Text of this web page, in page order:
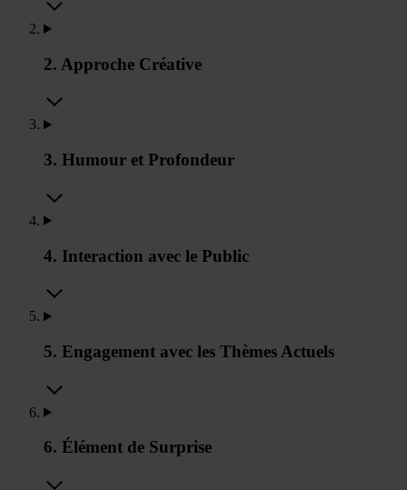
2. Approche Créative
3. Humour et Profondeur
4. Interaction avec le Public
5. Engagement avec les Thèmes Actuels
6. Élément de Surprise